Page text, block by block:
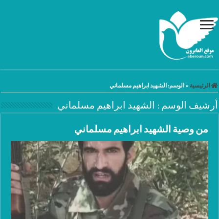
الرئيسية » الوسم:الشهيد ابراهيم مسلماني
أرشيف الوسم : الشهيد ابراهيم مسلماني
من وصية الشهيد ابراهيم مسلماني